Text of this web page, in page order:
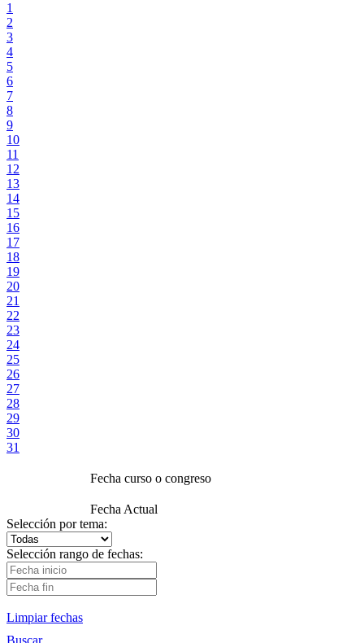
1
2
3
4
5
6
7
8
9
10
11
12
13
14
15
16
17
18
19
20
21
22
23
24
25
26
27
28
29
30
31
Fecha curso o congreso
Fecha Actual
Selección por tema:
Selección rango de fechas:
Limpiar fechas